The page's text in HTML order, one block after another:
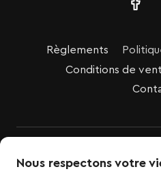
Nous respectons votre
Règlements
Conditions de